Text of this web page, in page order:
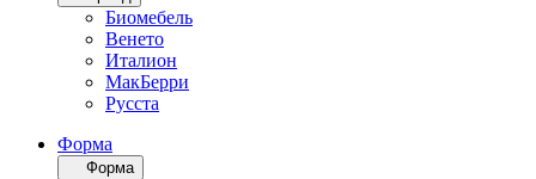
Биомебель
Венето
Италион
МакБерри
Русста
Форма
Форма